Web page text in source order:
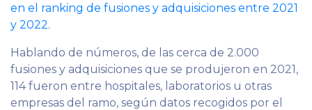
en el ranking de fusiones y adquisiciones entre 2021
y 2022.
Hablando de números, de las cerca de 2.000
fusiones y adquisiciones que se produjeron en 2021,
114 fueron entre hospitales, laboratorios u otras
empresas del ramo, según datos recogidos por el